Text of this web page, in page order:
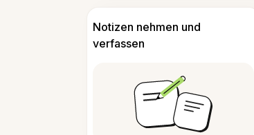
Notizen nehmen und
verfassen